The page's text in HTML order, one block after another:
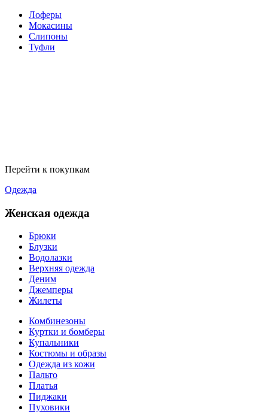
Лоферы
Мокасины
Слипоны
Туфли
Перейти к покупкам
Одежда
Женская одежда
Брюки
Блузки
Водолазки
Верхняя одежда
Деним
Джемперы
Жилеты
Комбинезоны
Куртки и бомберы
Купальники
Костюмы и образы
Одежда из кожи
Пальто
Платья
Пиджаки
Пуховики